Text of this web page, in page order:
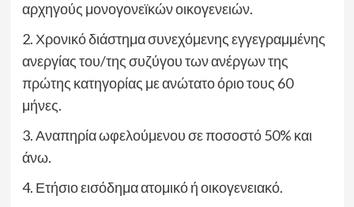
αρχηγούς μονογονεϊκών οικογενειών.
2. Χρονικό διάστημα συνεχόμενης εγγεγραμμένης
ανεργίας του/της συζύγου των ανέργων της
πρώτης κατηγορίας με ανώτατο όριο τους 60
μήνες.
3. Αναπηρία ωφελούμενου σε ποσοστό 50% και
άνω.
4. Ετήσιο εισόδημα ατομικό ή οικογενειακό.